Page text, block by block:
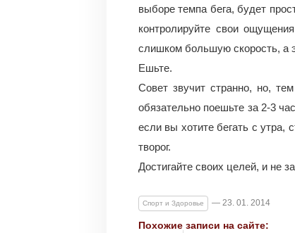
выборе темпа бега, будет
контролируйте свои
слишком большую скорость, а
Ешьте.
Совет звучит странно, но,
обязательно поешьте за 2-3
если вы хотите бегать с утра,
творог.
Достигайте своих целей, и не
Спорт и Здоровье — 23. 01. 2014
Похожие записи на сайте: